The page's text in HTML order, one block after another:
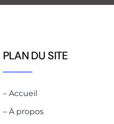
PLAN DU SITE
– Accueil
– À propos